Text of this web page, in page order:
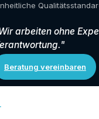
arbeiten ohne
Beratung vereinbaren